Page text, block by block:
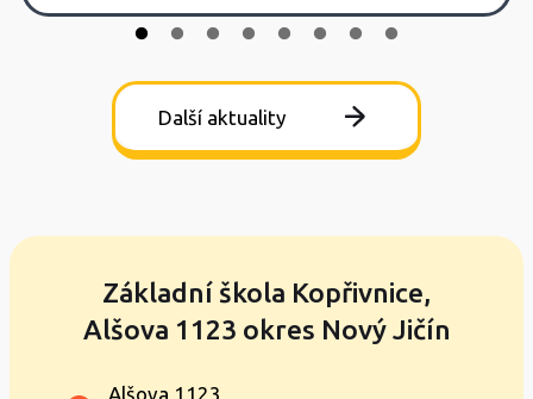
Další aktuality
Základní škola Kopřivnice,
Alšova 1123 okres Nový Jičín
Alšova 1123